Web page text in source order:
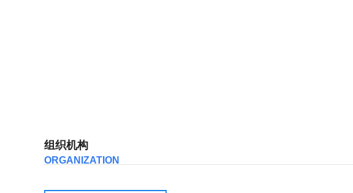
组织机构
ORGANIZATION